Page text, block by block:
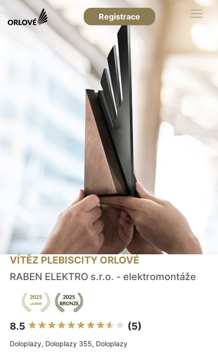
Registrace
VÍTĚZ PLEBISCITY ORLOVÉ
RABEN ELEKTRO s.r.o. - elektromontáže
8.5 (5)
Doloplazy, Doloplazy 355, Doloplazy